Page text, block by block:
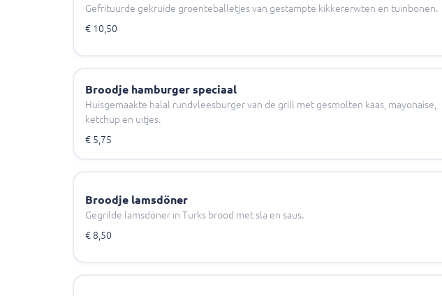
Gefrituurde gekruide groenteballetjes van gestampte kikkererwten en tuinbonen.
€ 10,50
Broodje hamburger speciaal
Huisgemaakte halal rundvleesburger van de grill met gesmolten kaas, mayonaise,
ketchup en uitjes.
€ 5,75
Broodje lamsdöner
Gegrilde lamsdöner in Turks brood met sla en saus.
€ 8,50